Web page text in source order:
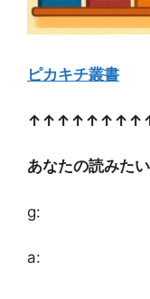
ピカキチ叢書
あなたの読みた
g:
a: